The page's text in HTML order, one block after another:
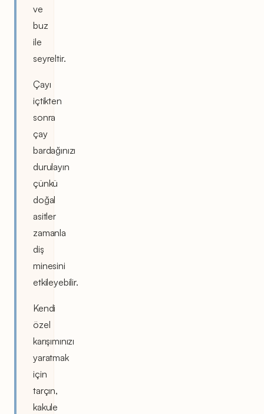
ve
buz
ile
seyreltir.
Çayı
içtikten
sonra
çay
bardağınızı
durulayın
çünkü
doğal
asitler
zamanla
diş
minesini
etkileyebilir.
Kendi
özel
karışımınızı
yaratmak
için
tarçın,
kakule